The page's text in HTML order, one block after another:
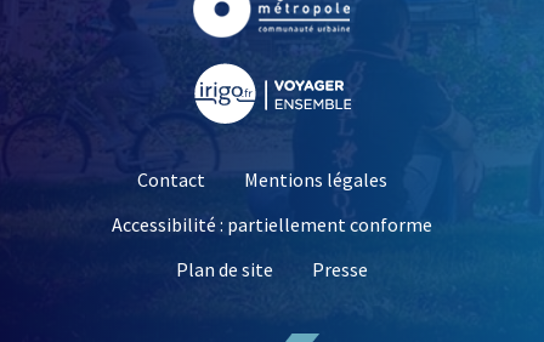
Contact
Mentions légales
Accessibilité : partiellement conforme
Plan de site
Presse